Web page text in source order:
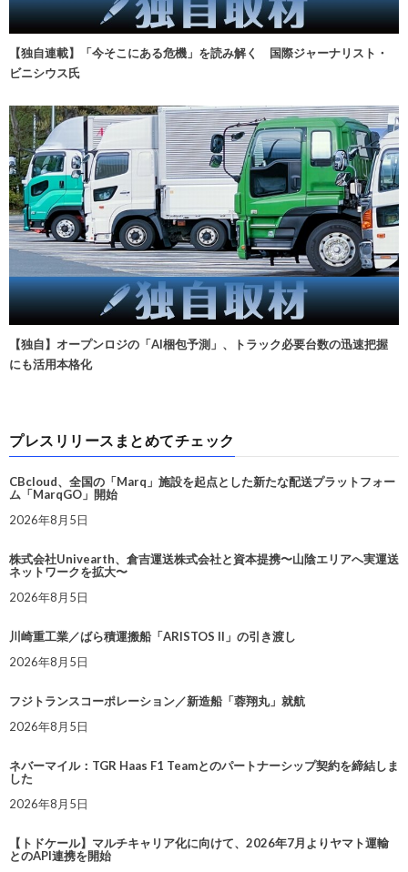
【独自連載】「今そこにある危機」を読み解く 国際ジャーナリスト・
ビニシウス氏
【独自】オープンロジの「AI梱包予測」、トラック必要台数の迅速把握
にも活用本格化
プレスリリースまとめてチェック
CBcloud、全国の「Marq」施設を起点とした新たな配送プラットフォー
ム「MarqGO」開始
2026年8月5日
株式会社Univearth、倉吉運送株式会社と資本提携〜山陰エリアへ実運送
ネットワークを拡大〜
2026年8月5日
川崎重工業／ばら積運搬船「ARISTOS II」の引き渡し
2026年8月5日
フジトランスコーポレーション／新造船「蓉翔丸」就航
2026年8月5日
ネバーマイル：TGR Haas F1 Teamとのパートナーシップ契約を締結しま
した
2026年8月5日
【トドケール】マルチキャリア化に向けて、2026年7月よりヤマト運輸
とのAPI連携を開始